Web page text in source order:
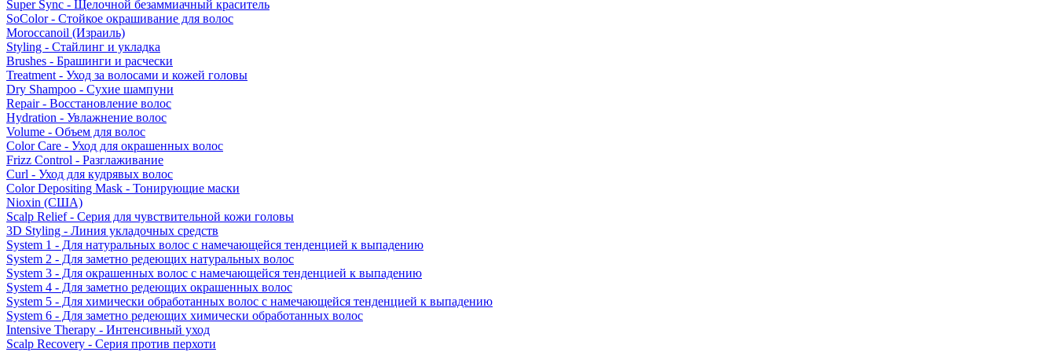
Super Sync - Щелочной безаммиачный краситель
SoColor - Стойкое окрашивание для волос
Moroccanoil (Израиль)
Styling - Стайлинг и укладка
Brushes - Брашинги и расчески
Treatment - Уход за волосами и кожей головы
Dry Shampoo - Сухие шампуни
Repair - Восстановление волос
Hydration - Увлажнение волос
Volume - Объем для волос
Color Care - Уход для окрашенных волос
Frizz Control - Разглаживание
Curl - Уход для кудрявых волос
Color Depositing Mask - Тонирующие маски
Nioxin (США)
Scalp Relief - Серия для чувствительной кожи головы
3D Styling - Линия укладочных средств
System 1 - Для натуральных волос с намечающейся тенденцией к выпадению
System 2 - Для заметно редеющих натуральных волос
System 3 - Для окрашенных волос с намечающейся тенденцией к выпадению
System 4 - Для заметно редеющих окрашенных волос
System 5 - Для химически обработанных волос с намечающейся тенденцией к выпадению
System 6 - Для заметно редеющих химически обработанных волос
Intensive Therapy - Интенсивный уход
Scalp Recovery - Серия против перхоти